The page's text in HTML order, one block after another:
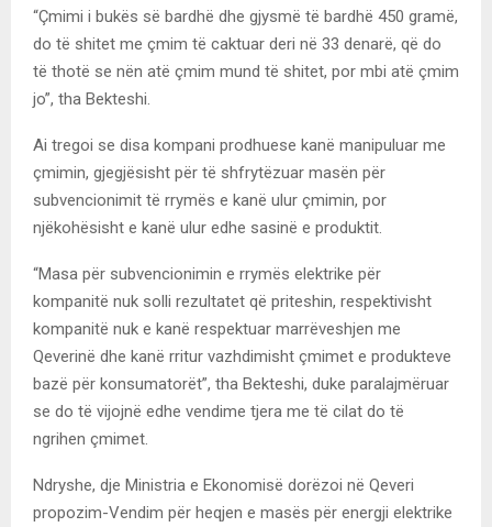
“Çmimi i bukës së bardhë dhe gjysmë të bardhë 450 gramë,
do të shitet me çmim të caktuar deri në 33 denarë, që do
të thotë se nën atë çmim mund të shitet, por mbi atë çmim
jo”, tha Bekteshi.
Ai tregoi se disa kompani prodhuese kanë manipuluar me
çmimin, gjegjësisht për të shfrytëzuar masën për
subvencionimit të rrymës e kanë ulur çmimin, por
njëkohësisht e kanë ulur edhe sasinë e produktit.
“Masa për subvencionimin e rrymës elektrike për
kompanitë nuk solli rezultatet që priteshin, respektivisht
kompanitë nuk e kanë respektuar marrëveshjen me
Qeverinë dhe kanë rritur vazhdimisht çmimet e produkteve
bazë për konsumatorët”, tha Bekteshi, duke paralajmëruar
se do të vijojnë edhe vendime tjera me të cilat do të
ngrihen çmimet.
Ndryshe, dje Ministria e Ekonomisë dorëzoi në Qeveri
propozim-Vendim për heqjen e masës për energji elektrike